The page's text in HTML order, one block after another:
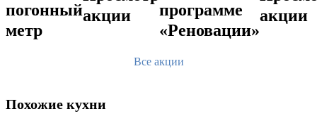
погонный
метр
программе
«Реновации»
Все акции
Похожие кухни